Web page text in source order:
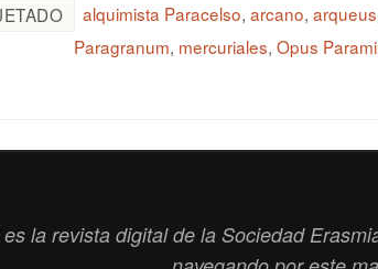
alquimista Paracelso, arcano, arqueus
Paragranum, mercuriales, Opus
la revista digital de la Sociedad